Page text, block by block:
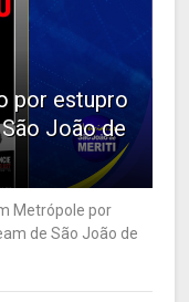
por estupro
João de
Metrópole por
de São João de